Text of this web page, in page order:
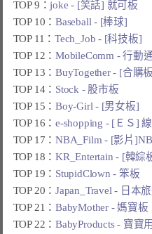
TOP 9：joke - [笑話] 就可板
TOP 10：Baseball - [棒球]
TOP 11：Tech_Job - [科技板]
TOP 12：MobileComm - 行動
TOP 13：BuyTogether - [合購
TOP 14： Stock - 股市板
TOP 15：Boy-Girl - [男女板]
TOP 16：e-shopping - [ＥＳ]
TOP 17：NBA_Film - [影片
TOP 18：KR_Entertain - [韓綜
TOP 19： StupidClown - 笨板
TOP 20：Japan_Travel - 日本
TOP 21：BabyMother - 媽寶板
TOP 22：BabyProducts - 寶寶